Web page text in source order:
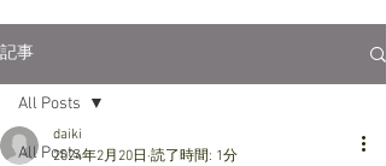
記事
All Posts
All Posts
daiki
2024年2月20日 読了時間: 1分